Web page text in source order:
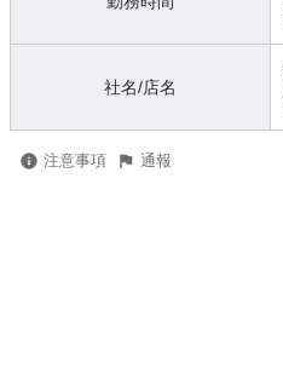
社名/店名
注意事項 通報